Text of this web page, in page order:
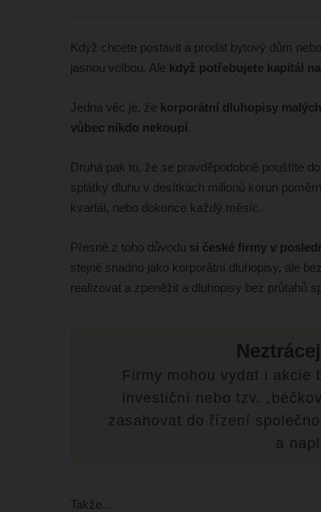
Když chcete postavit a prodat bytový dům
jasnou volbou. Ale když potřebujete kapitál
Jedna věc je, že korporátní dluhopisy
vůbec nikdo nekoupí.
Druhá pak to, že se pravděpodobně pouštíte
splátky dluhu v desítkách milionů korun
kvartál, nebo dokonce každý měsíc.
Přesně z toho důvodu si české firmy v
stejně snadno jako korporátní dluhopisy, ale
realizovat a zpeněžit a dluhopisy bez průtahů
Firmy mohou vydat i akcie
investiční nebo tzv.
zasahovat do řízení
a
Takže...